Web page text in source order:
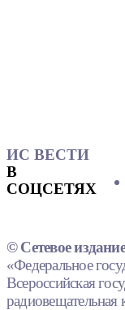
ИС ВЕСТИ
В
СОЦСЕТЯХ
© Сетевое
«Федеральное
Всероссийская